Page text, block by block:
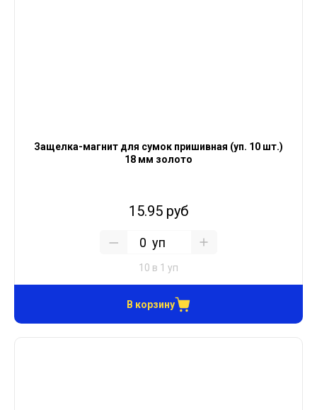
Защелка-магнит для сумок пришивная (уп. 10 шт.)
18 мм золото
15.95 руб
уп
10 в 1 уп
В корзину